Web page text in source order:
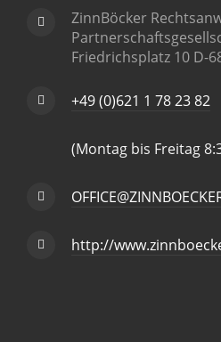
ZinnBöcker
Friedrichsplatz 10 D-
+49 (0)621 1 78 23 82
(Montag bis Freitag
http://